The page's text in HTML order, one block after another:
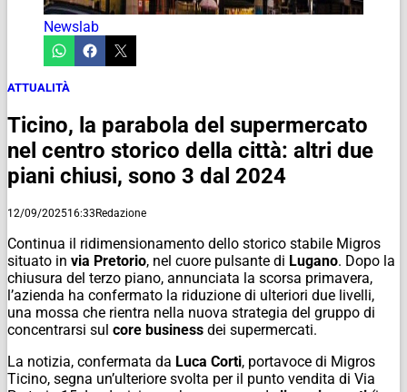
Newslab
ATTUALITÀ
Ticino, la parabola del supermercato
nel centro storico della città: altri due
piani chiusi, sono 3 dal 2024
12/09/202516:33Redazione
Continua il ridimensionamento dello storico stabile Migros
situato in via Pretorio, nel cuore pulsante di Lugano. Dopo la
chiusura del terzo piano, annunciata la scorsa primavera,
l’azienda ha confermato la riduzione di ulteriori due livelli,
una mossa che rientra nella nuova strategia del gruppo di
concentrarsi sul core business dei supermercati.
La notizia, confermata da Luca Corti, portavoce di Migros
Ticino, segna un’ulteriore svolta per il punto vendita di Via